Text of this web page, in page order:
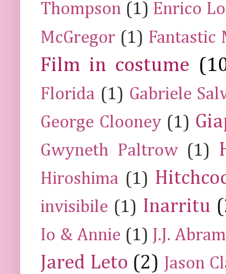
Thompson (1) Enrico
McGregor (1) Fantastic
Film in costume
Florida (1) Gabriele
George Clooney (1)
Gwyneth Paltrow (1)
Hiroshima (1)
invisibile (1) Inarritu
Io & Annie (1) J.J.
Jared Leto (2) Jason